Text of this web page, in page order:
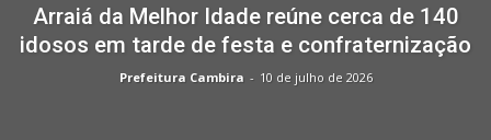
Arraiá da Melhor Idade reúne cerca de 140
idosos em tarde de festa e confraternização
Prefeitura Cambira - 10 de julho de 2026